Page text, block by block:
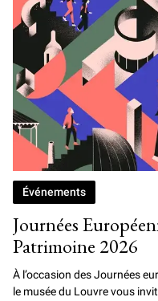
Journées
Patrimoine 2026
Événements
À l’occasion des Journées
le musée du Louvre vous